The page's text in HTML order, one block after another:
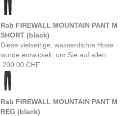
Rab FIREWALL MOUNTAIN PANT M
SHORT (black)
Diese vielseitige, wasserdichte Hose
wurde entwickelt, um Sie auf allen ...
200.00 CHF
Rab FIREWALL MOUNTAIN PANT M
REG (black)